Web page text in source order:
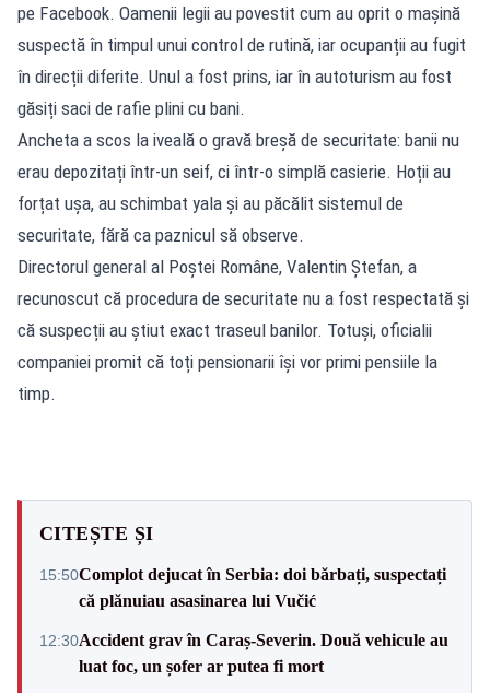
pe Facebook. Oamenii legii au povestit cum au oprit o mașină
suspectă în timpul unui control de rutină, iar ocupanții au fugit
în direcții diferite. Unul a fost prins, iar în autoturism au fost
găsiți saci de rafie plini cu bani.
Ancheta a scos la iveală o gravă breșă de securitate: banii nu
erau depozitați într-un seif, ci într-o simplă casierie. Hoții au
forțat ușa, au schimbat yala și au păcălit sistemul de
securitate, fără ca paznicul să observe.
Directorul general al Poștei Române, Valentin Ștefan, a
recunoscut că procedura de securitate nu a fost respectată și
că suspecții au știut exact traseul banilor. Totuși, oficialii
companiei promit că toți pensionarii își vor primi pensiile la
timp.
CITEȘTE ȘI
15:50Complot dejucat în Serbia: doi bărbați, suspectați
că plănuiau asasinarea lui Vučić
12:30Accident grav în Caraș-Severin. Două vehicule au
luat foc, un șofer ar putea fi mort